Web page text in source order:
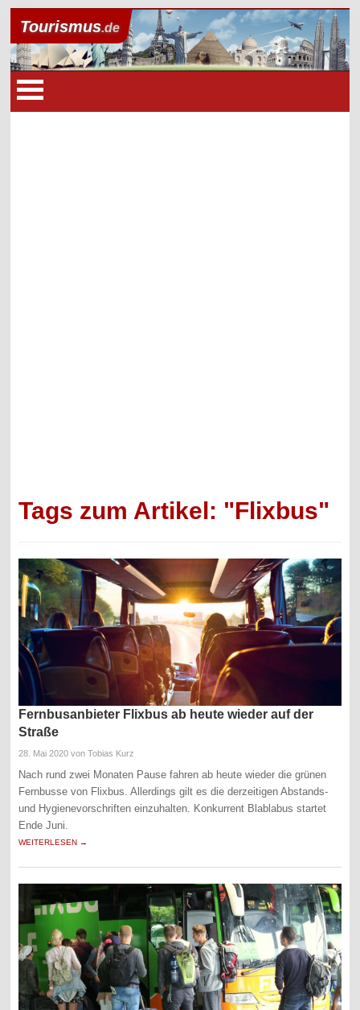
Tourismus.de
Tags zum Artikel: "Flixbus"
Fernbusanbieter Flixbus ab heute wieder auf der
Straße
28. Mai 2020 von Tobias Kurz
Nach rund zwei Monaten Pause fahren ab heute wieder die grünen
Fernbusse von Flixbus. Allerdings gilt es die derzeitigen Abstands-
und Hygienevorschriften einzuhalten. Konkurrent Blablabus startet
Ende Juni.
WEITERLESEN →